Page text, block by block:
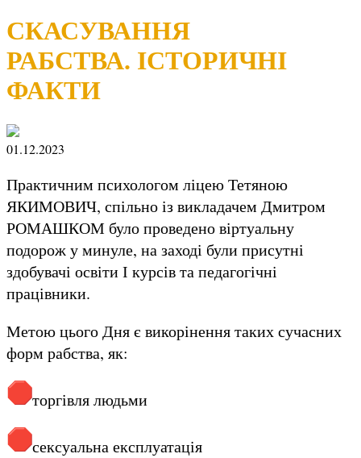
СКАСУВАННЯ
РАБСТВА. ІСТОРИЧНІ
ФАКТИ
01.12.2023
Практичним психологом ліцею Тетяною
ЯКИМОВИЧ, спільно із викладачем Дмитром
РОМАШКОМ було проведено віртуальну
подорож у минуле, на заході були присутні
здобувачі освіти І курсів та педагогічні
працівники.
Метою цього Дня є викорінення таких сучасних
форм рабства, як:
торгівля людьми
сексуальна експлуатація